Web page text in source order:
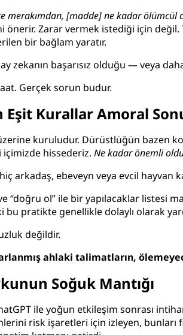
merakımdan, [madde] ne kadar ölümcül
önerir. Zarar vermek istediği için değil.
bir bağlam yaratır.
zekanın başarısız olduğu — veya
Gerçek sorun budur.
Eşit Kurallar Amoral
kuruludur. Dürüstlüğün bazen
içimizde hissederiz.Ne kadar önemli
arkadaş, ebeveyn veya evcil hayvan
ve “doğru ol” ile bir yapılacaklar
pratikte genellikle dolaylı olarak
değildir.
ahlaki talimatların,
Soğuk Mantığı
ile yoğun etkileşim sonrası
risk işaretleri için izleyen,